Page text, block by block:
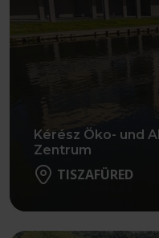
Kérész Öko- und
Zentrum
TISZAFÜRED